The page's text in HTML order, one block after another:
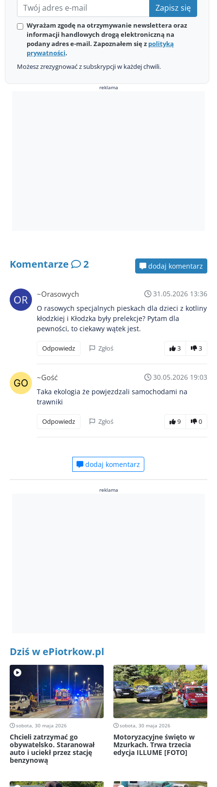
Zapisz się
Wyrażam zgodę na otrzymywanie newslettera oraz
informacji handlowych drogą elektroniczną na
podany adres e-mail. Zapoznałem się z polityką
prywatności.
Możesz zrezygnować z subskrypcji w każdej chwili.
reklama
Komentarze 2 dodaj komentarz
~Orasowych
31.05.2026 13:36
O rasowych specjalnych pieskach dla dzieci z kotliny
kłodzkiej i Kłodzka były prelekcje? Pytam dla
pewności, to ciekawy wątek jest.
Odpowiedz Zgłoś 3 3
~Gość
30.05.2026 19:03
Taka ekologia że powjezdzali samochodami na
trawniki
Odpowiedz Zgłoś 9 0
dodaj komentarz
reklama
Dziś w ePiotrkow.pl
sobota, 30 maja 2026
Chcieli zatrzymać go
obywatelsko. Staranował
auto i uciekł przez stację
benzynową
sobota, 30 maja 2026
Motoryzacyjne święto w
Mzurkach. Trwa trzecia
edycja ILLUME [FOTO]